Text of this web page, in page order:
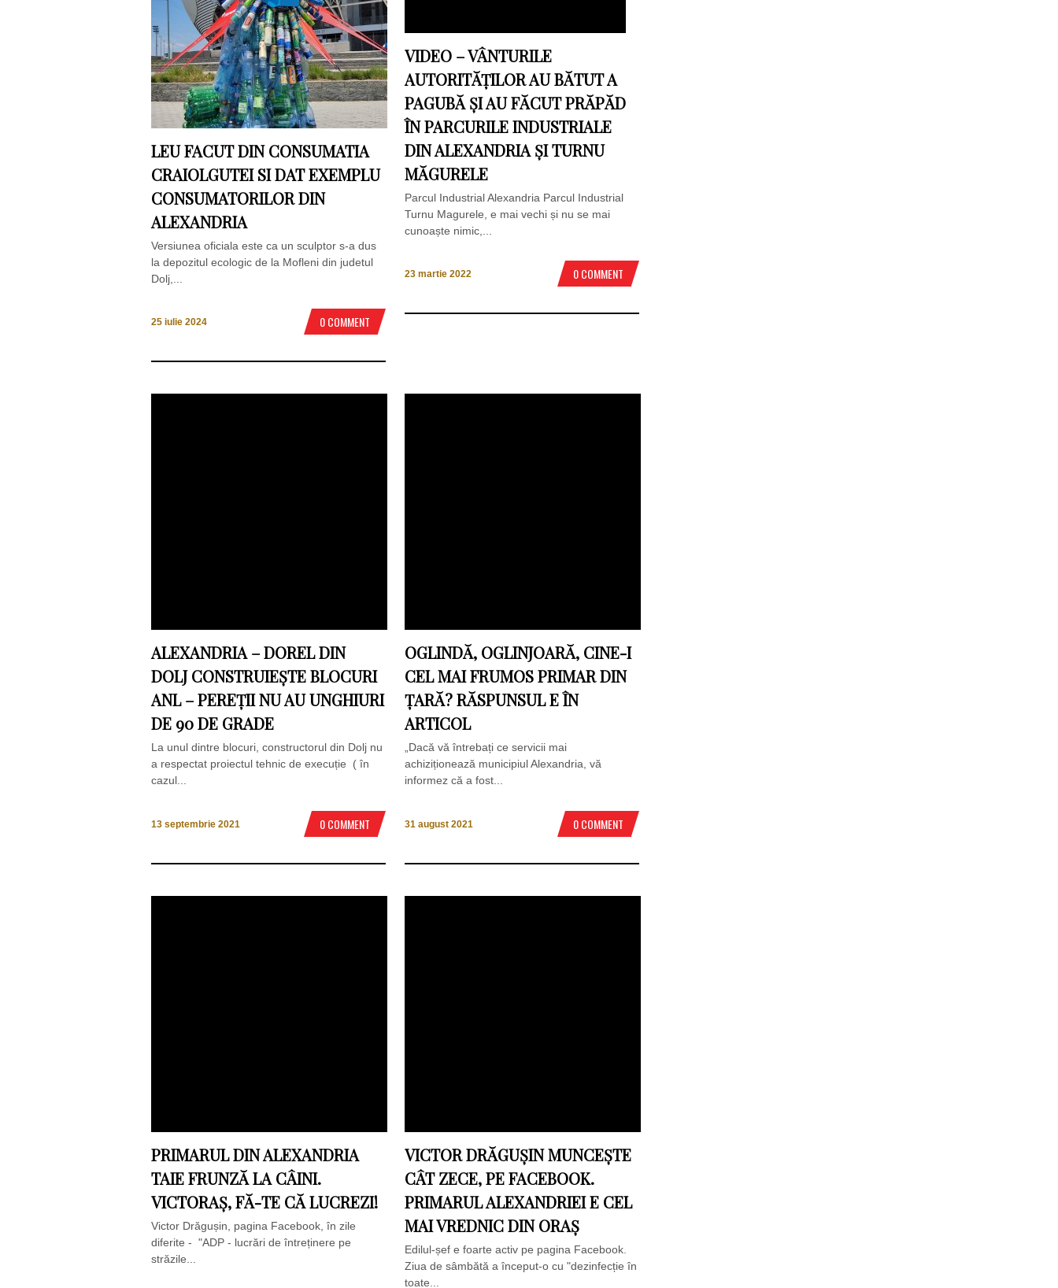
LEU FACUT DIN CONSUMATIA
CRAIOLGUTEI SI DAT EXEMPLU
CONSUMATORILOR DIN
ALEXANDRIA
Versiunea oficiala este ca un sculptor s-a dus
la depozitul ecologic de la Mofleni din judetul
Dolj,...
25 iulie 2024 0 COMMENT
VIDEO – VÂNTURILE
AUTORITĂȚILOR AU BĂTUT A
PAGUBĂ ȘI AU FĂCUT PRĂPĂD
ÎN PARCURILE INDUSTRIALE
DIN ALEXANDRIA ȘI TURNU
MĂGURELE
Parcul Industrial Alexandria Parcul Industrial
Turnu Magurele, e mai vechi și nu se mai
cunoaște nimic,...
23 martie 2022 0 COMMENT
ALEXANDRIA – DOREL DIN
DOLJ CONSTRUIEȘTE BLOCURI
ANL – PEREȚII NU AU UNGHIURI
DE 90 DE GRADE
La unul dintre blocuri, constructorul din Dolj nu
a respectat proiectul tehnic de execuție ( în
cazul...
13 septembrie 2021 0 COMMENT
OGLINDĂ, OGLINJOARĂ, CINE-I
CEL MAI FRUMOS PRIMAR DIN
ȚARĂ? RĂSPUNSUL E ÎN
ARTICOL
„Dacă vă întrebați ce servicii mai
achiziționează municipiul Alexandria, vă
informez că a fost...
31 august 2021 0 COMMENT
PRIMARUL DIN ALEXANDRIA
TAIE FRUNZĂ LA CÂINI.
VICTORAȘ, FĂ-TE CĂ LUCREZI!
Victor Drăgușin, pagina Facebook, în zile
diferite - "ADP - lucrări de întreținere pe
străzile...
VICTOR DRĂGUȘIN MUNCEȘTE
CÂT ZECE, PE FACEBOOK.
PRIMARUL ALEXANDRIEI E CEL
MAI VREDNIC DIN ORAȘ
Edilul-șef e foarte activ pe pagina Facebook.
Ziua de sâmbătă a început-o cu "dezinfecție în
toate...